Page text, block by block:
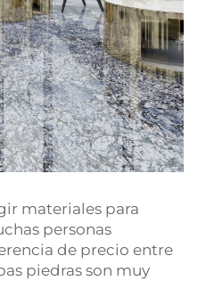
materiales para
personas
de precio entre
piedras son muy